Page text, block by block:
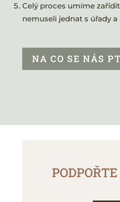
Celý proces umíme
nemuseli jednat s úřady
NA CO SE NÁS